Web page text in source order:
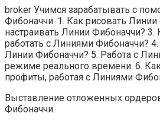
broker Учимся зарабатывать с
Фибоначчи. 1. Как рисовать
настраивать Линии Фибоначчи? 3.
работать с Линиями Фибоначчи?
Линии Фибоначчи? 5. Работа с
режиме реального времени. 6. Как
профиты, работая с Линиями
Выставление отложенных
Фибоначчи.